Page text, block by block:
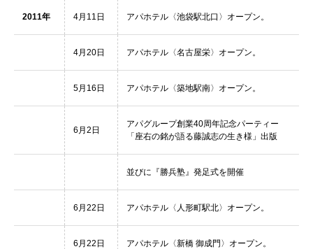
2011年 4月11日 アパホテル〈池袋駅北口〉オープン。
4月20日 アパホテル〈名古屋栄〉オープン。
5月16日 アパホテル〈築地駅南〉オープン。
6月2日
アパグループ創業40周年記念パーティー
「座右の銘が語る藤誠志の生き様」出版
並びに『勝兵塾』発足式を開催
6月22日 アパホテル〈人形町駅北〉オープン。
6月22日 アパホテル〈新橋 御成門〉オープン。